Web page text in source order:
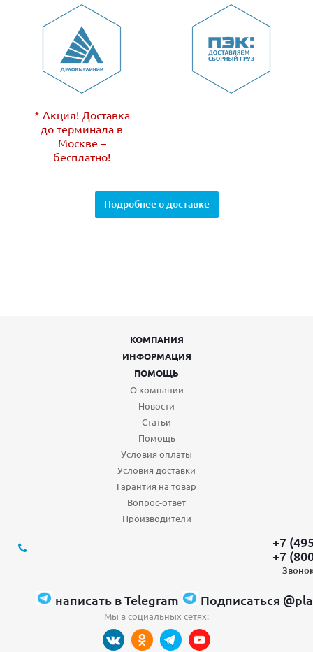
* Акция! Доставка
до терминала в
Москве –
бесплатно!
Подробнее о доставке
КОМПАНИЯ
ИНФОРМАЦИЯ
ПОМОЩЬ
О компании
Новости
Статьи
Помощь
Условия оплаты
Условия доставки
Гарантия на товар
Вопрос-ответ
Производители
+7
+7
написать в Telegram Подписаться
Мы в социальных сетях: